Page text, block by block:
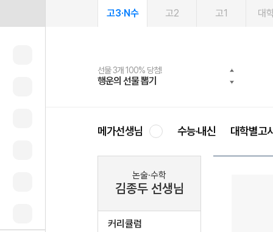
고3·N수 고2 고1 대
선물 3개 100% 당첨!
행운의 선물 뽑기
선물 100% 증정!
메가스터디 X 올리브
여름방학 스터디 캐시백
메가런 썸머스쿨
2027 러셀 단과
강사 공개선발
스마트러닝앱
설문 EVENT
메가패스
3일 무료 체험권
메가패스 수강생 무료혜택!
메가클럽 멤버십
사회공헌 캠페인
희망이룸 메가나눔
메가선생님 수능·내신 대학별고
논술·수학
김종두 선생님
커리큘럼